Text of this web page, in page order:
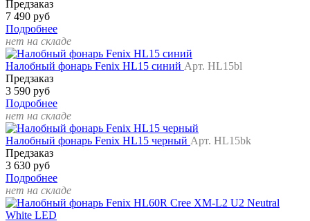
Предзаказ
7 490 руб
Подробнее
нет на складе
Налобный фонарь Fenix HL15 синий Арт. HL15bl
Предзаказ
3 590 руб
Подробнее
нет на складе
Налобный фонарь Fenix HL15 черный Арт. HL15bk
Предзаказ
3 630 руб
Подробнее
нет на складе